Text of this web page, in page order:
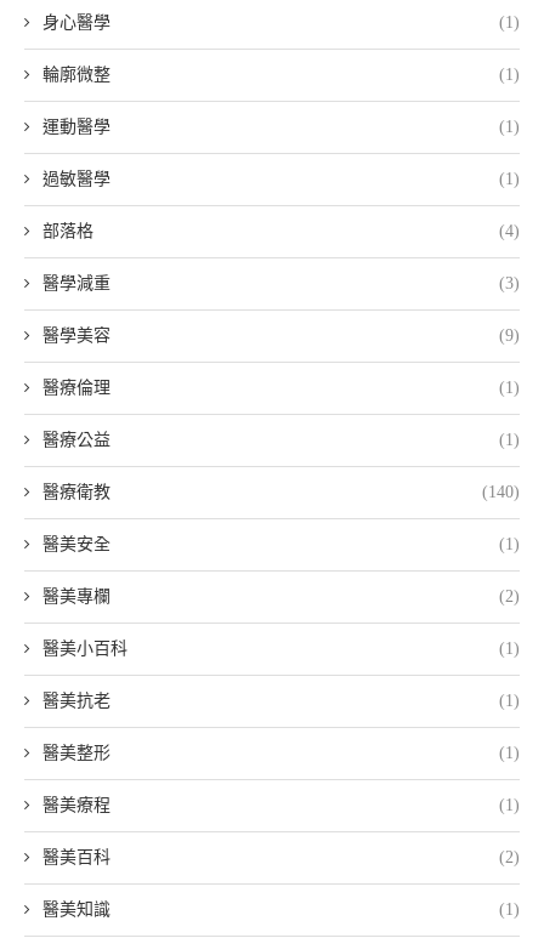
身心醫學 (1)
輪廓微整 (1)
運動醫學 (1)
過敏醫學 (1)
部落格 (4)
醫學減重 (3)
醫學美容 (9)
醫療倫理 (1)
醫療公益 (1)
醫療衛教 (140)
醫美安全 (1)
醫美專欄 (2)
醫美小百科 (1)
醫美抗老 (1)
醫美整形 (1)
醫美療程 (1)
醫美百科 (2)
醫美知識 (1)